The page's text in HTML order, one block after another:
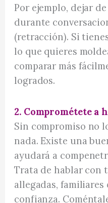
Por ejemplo, dejar
durante
(retracción). Si
lo que quieres
comparar más
logrados.
2. Comprométete a
Sin compromiso no
nada. Existe una
ayudará a
Trata de hablar con
allegadas,
confianza.